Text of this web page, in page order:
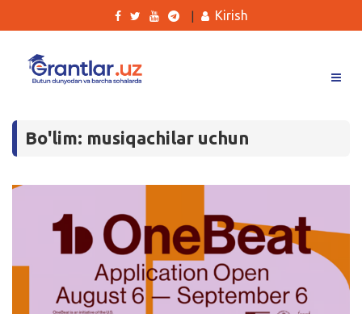
Tanlovlar
Yana
Kirish
Bo'lim: musiqachilar uchun